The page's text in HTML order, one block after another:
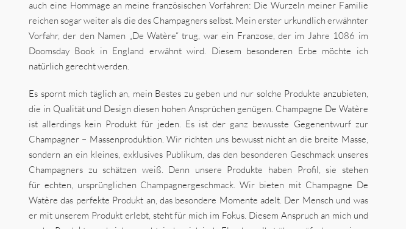
auch eine Hommage an meine französischen Vorfahren: Die Wurzeln meiner Familie
reichen sogar weiter als die des Champagners selbst. Mein erster urkundlich erwähnter
Vorfahr, der den Namen „De Watère“ trug, war ein Franzose, der im Jahre 1086 im
Doomsday Book in England erwähnt wird. Diesem besonderen Erbe möchte ich
natürlich gerecht werden.
Es spornt mich täglich an, mein Bestes zu geben und nur solche Produkte anzubieten,
die in Qualität und Design diesen hohen Ansprüchen genügen. Champagne De Watère
ist allerdings kein Produkt für jeden. Es ist der ganz bewusste Gegenentwurf zur
Champagner – Massenproduktion. Wir richten uns bewusst nicht an die breite Masse,
sondern an ein kleines, exklusives Publikum, das den besonderen Geschmack unseres
Champagners zu schätzen weiß. Denn unsere Produkte haben Profil, sie stehen
für echten, ursprünglichen Champagnergeschmack. Wir bieten mit Champagne De
Watère das perfekte Produkt an, das besondere Momente adelt. Der Mensch und was
er mit unserem Produkt erlebt, steht für mich im Fokus. Diesem Anspruch an mich und